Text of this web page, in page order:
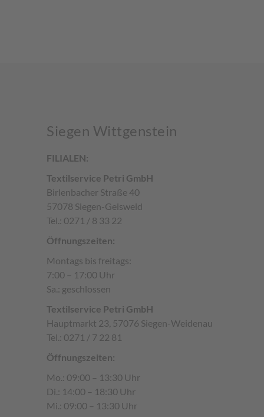
Siegen Wittgenstein
FILIALEN:
Textilservice Petri GmbH
Birlenbacher Straße 40
57078 Siegen-Geisweid
Tel.: 0271 / 8 33 22
Öffnungszeiten:
Montags bis freitags:
7:00 – 17:00 Uhr
Sa.: geschlossen
Textilservice Petri GmbH
Hauptmarkt 23, 57076 Siegen-Weidenau
Tel.: 0271 / 7 22 81
Öffnungszeiten:
Mo.: 09:00 – 13:30 Uhr
Di.: 14:00 – 18:30 Uhr
Mi.: 09:00 – 13:30 Uhr